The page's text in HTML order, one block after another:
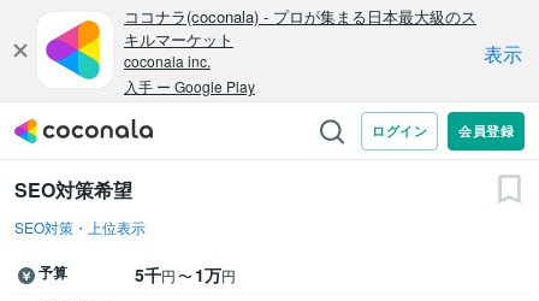
SEO対策希望
SEO対策・上位表示
予算 5千円〜1万円